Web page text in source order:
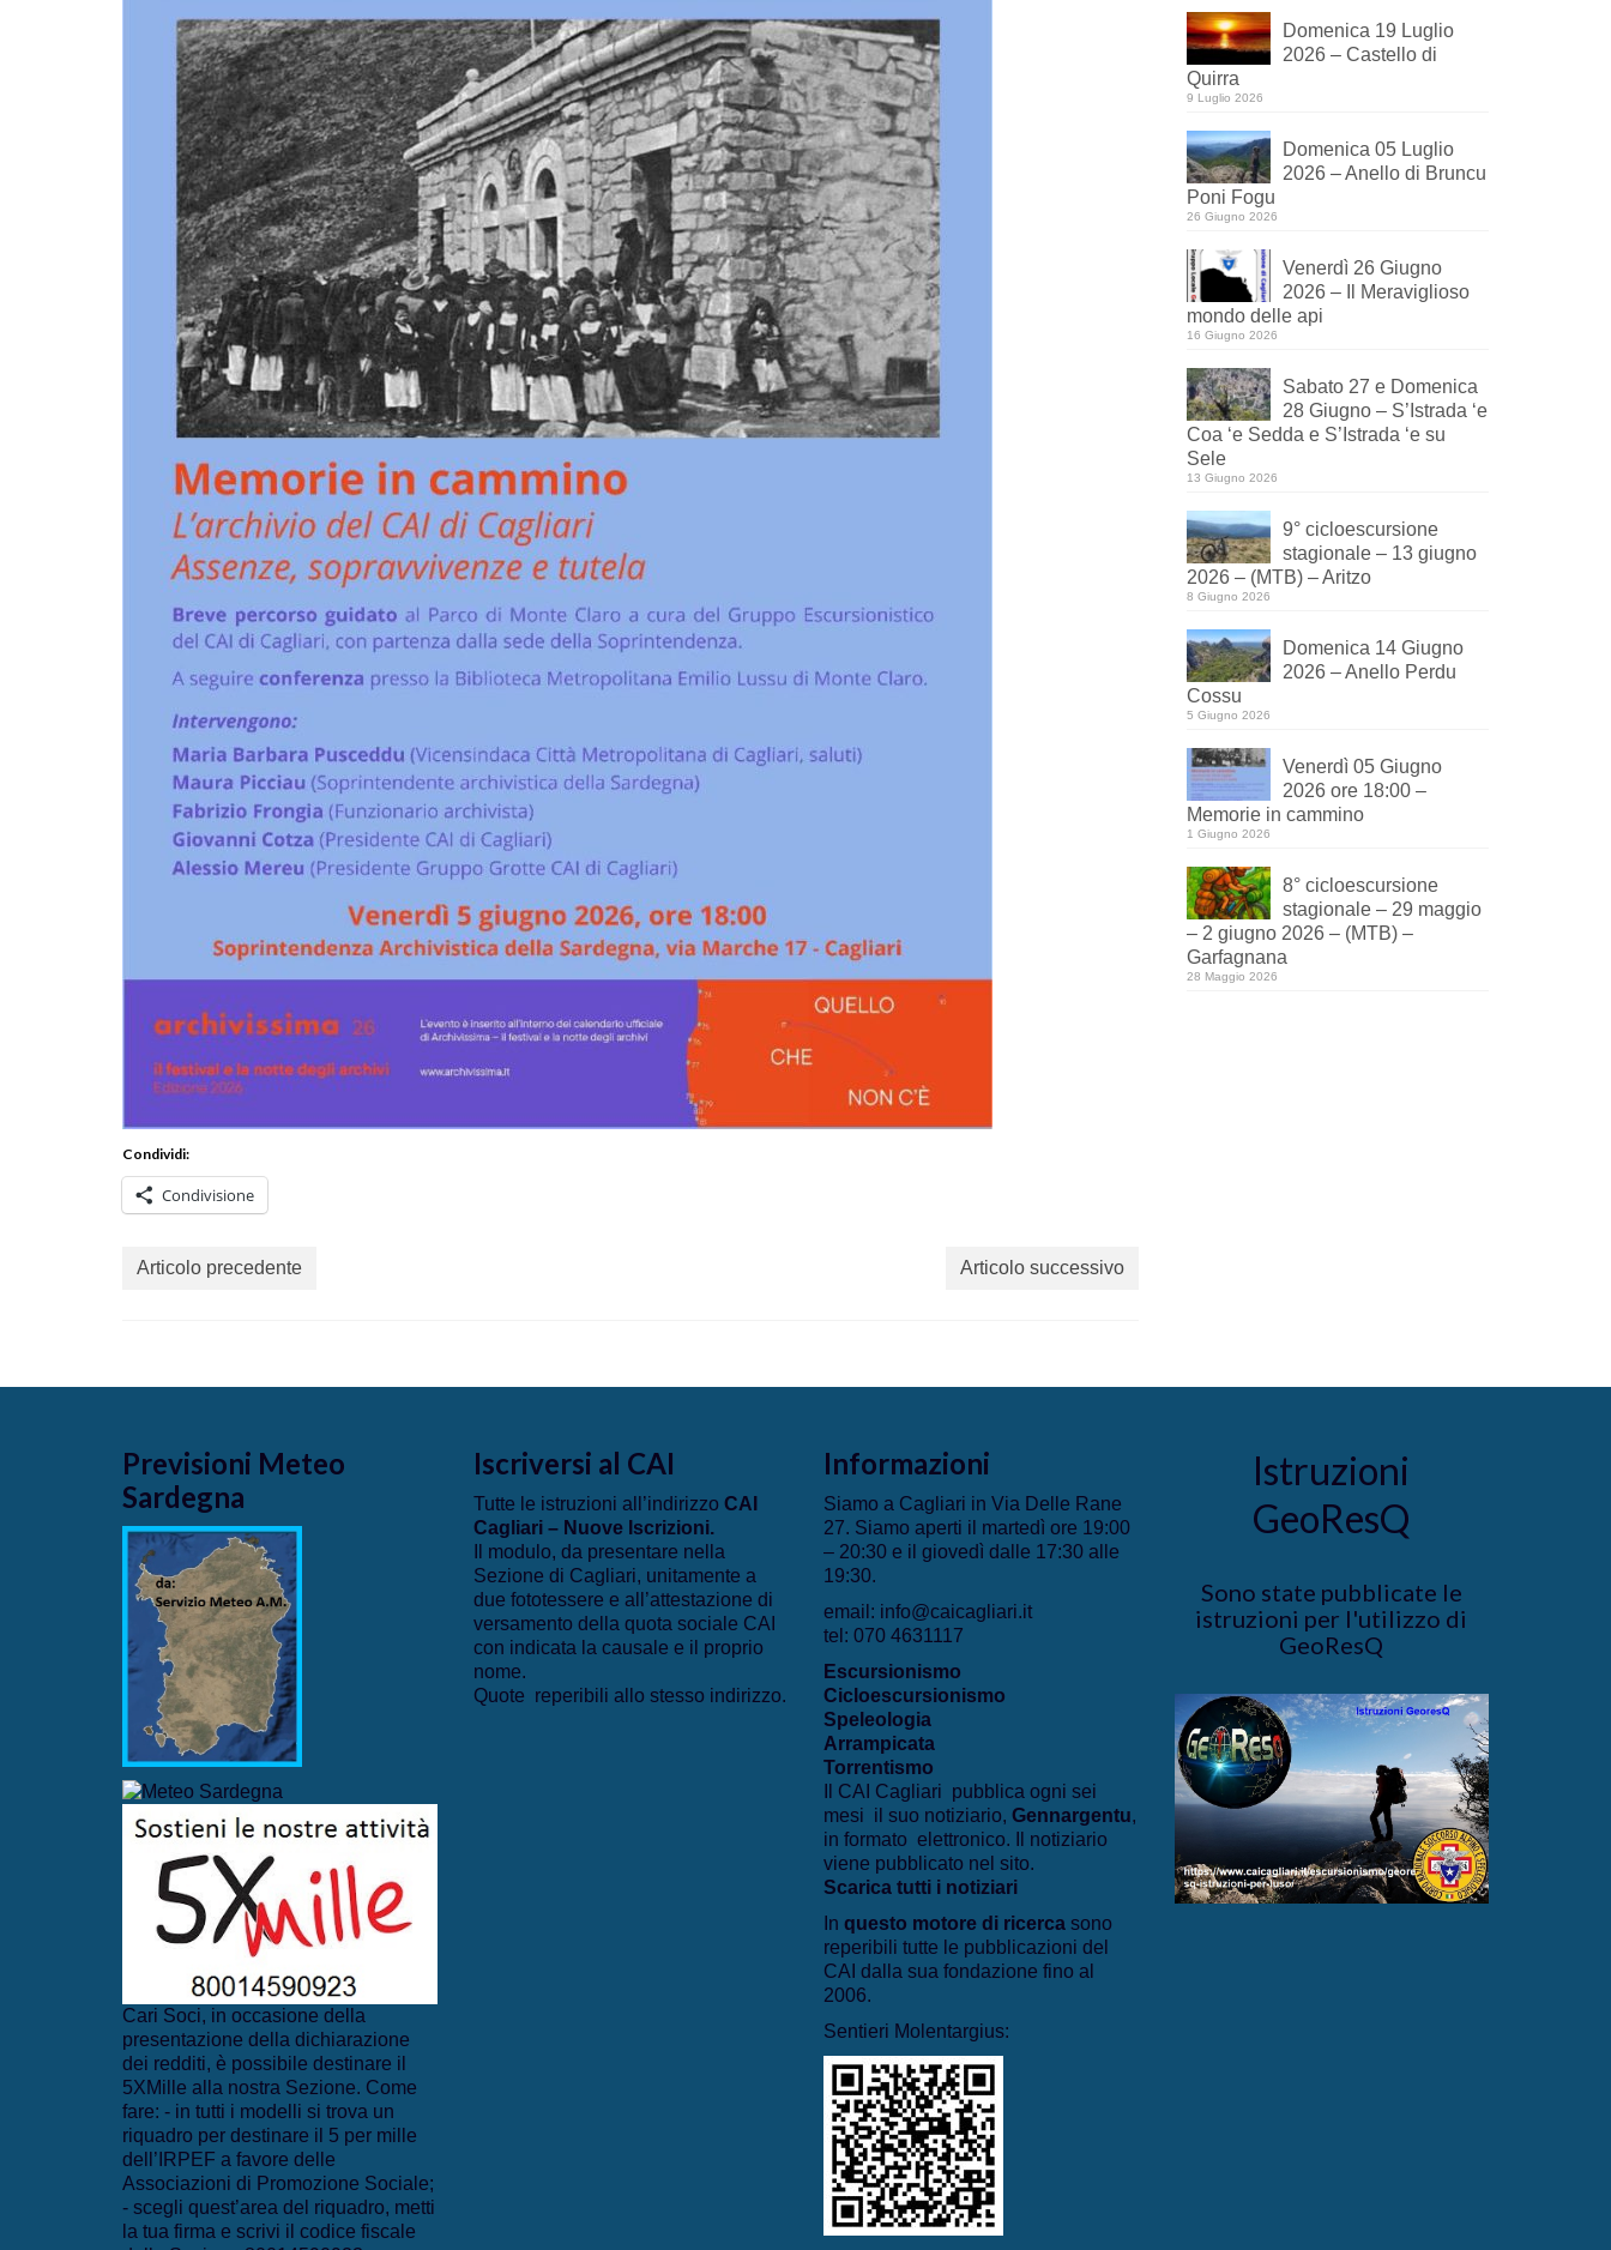
Condividi:
Condivisione
Articolo precedente Articolo successivo
Domenica 19 Luglio
2026 – Castello di
Quirra
9 Luglio 2026
Domenica 05 Luglio
2026 – Anello di Bruncu
Poni Fogu
26 Giugno 2026
Venerdì 26 Giugno
2026 – Il Meraviglioso
mondo delle api
16 Giugno 2026
Sabato 27 e Domenica
28 Giugno – S’Istrada ‘e
Coa ‘e Sedda e S’Istrada ‘e su
Sele
13 Giugno 2026
9° cicloescursione
stagionale – 13 giugno
2026 – (MTB) – Aritzo
8 Giugno 2026
Domenica 14 Giugno
2026 – Anello Perdu
Cossu
5 Giugno 2026
Venerdì 05 Giugno
2026 ore 18:00 –
Memorie in cammino
1 Giugno 2026
8° cicloescursione
stagionale – 29 maggio
– 2 giugno 2026 – (MTB) –
Garfagnana
28 Maggio 2026
Previsioni Meteo
Sardegna
Cari Soci, in occasione della
presentazione della dichiarazione
dei redditi, è possibile destinare il
5XMille alla nostra Sezione. Come
fare: - in tutti i modelli si trova un
riquadro per destinare il 5 per mille
dell’IRPEF a favore delle
Associazioni di Promozione Sociale;
- scegli quest’area del riquadro, metti
la tua firma e scrivi il codice fiscale
Iscriversi al CAI
Tutte le istruzioni all’indirizzo CAI
Cagliari – Nuove Iscrizioni.
Il modulo, da presentare nella
Sezione di Cagliari, unitamente a
due fototessere e all’attestazione di
versamento della quota sociale CAI
con indicata la causale e il proprio
nome.
Quote reperibili allo stesso indirizzo.
Informazioni
Siamo a Cagliari in Via Delle Rane
27. Siamo aperti il martedì ore 19:00
– 20:30 e il giovedì dalle 17:30 alle
19:30.
email: info@caicagliari.it
tel: 070 4631117
Escursionismo
Cicloescursionismo
Speleologia
Arrampicata
Torrentismo
Il CAI Cagliari pubblica ogni sei
mesi il suo notiziario, Gennargentu,
in formato elettronico. Il notiziario
viene pubblicato nel sito.
Scarica tutti i notiziari
In questo motore di ricerca sono
reperibili tutte le pubblicazioni del
CAI dalla sua fondazione fino al
2006.
Sentieri Molentargius:
Istruzioni
GeoResQ
Sono state pubblicate le
istruzioni per l'utilizzo di
GeoResQ